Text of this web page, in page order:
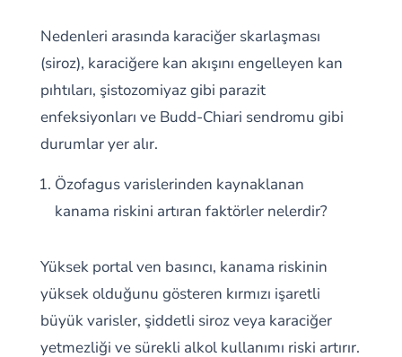
Nedenleri arasında karaciğer skarlaşması
(siroz), karaciğere kan akışını engelleyen kan
pıhtıları, şistozomiyaz gibi parazit
enfeksiyonları ve Budd-Chiari sendromu gibi
durumlar yer alır.
Özofagus varislerinden kaynaklanan
kanama riskini artıran faktörler nelerdir?
Yüksek portal ven basıncı, kanama riskinin
yüksek olduğunu gösteren kırmızı işaretli
büyük varisler, şiddetli siroz veya karaciğer
yetmezliği ve sürekli alkol kullanımı riski artırır.